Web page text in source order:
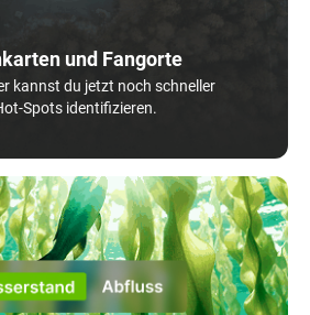
und Fangorte
kannst du jetzt noch schneller
Spots identifizieren.